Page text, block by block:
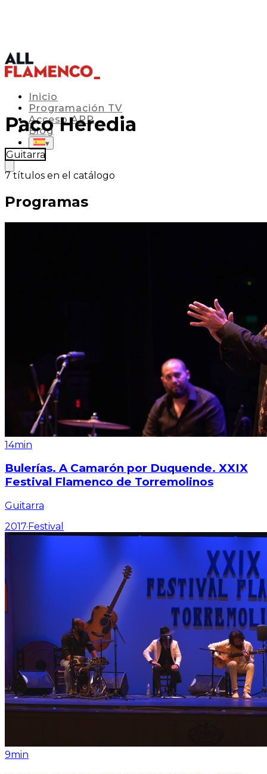
Inicio
Programación TV
Acceso APP
Blog
▾
Paco Heredia
Guitarra
7 títulos en el catálogo
Programas
14min
Bulerías. A Camarón por Duquende. XXIX
Festival Flamenco de Torremolinos
Guitarra
2017·Festival
9min